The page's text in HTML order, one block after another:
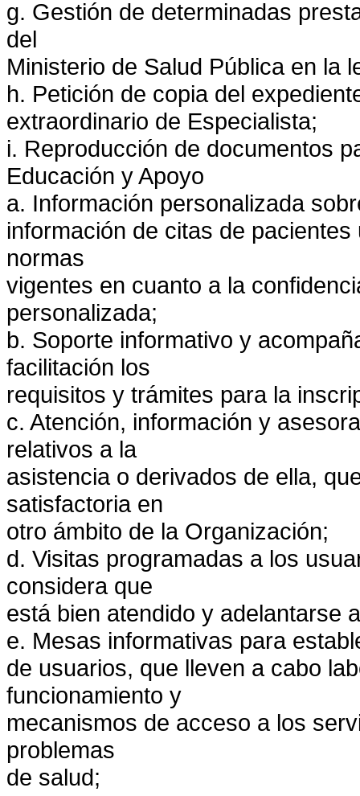
g. Gestión de determinadas
del
Ministerio de Salud Pública en la
h. Petición de copia del
extraordinario de Especialista;
i. Reproducción de documentos
Educación y Apoyo
a. Información personalizada
información de citas de
normas
vigentes en cuanto a la
personalizada;
b. Soporte informativo y
facilitación los
requisitos y trámites para la
c. Atención, información y
relativos a la
asistencia o derivados de ella,
satisfactoria en
otro ámbito de la Organización;
d. Visitas programadas a los
considera que
está bien atendido y adelantarse
e. Mesas informativas para
de usuarios, que lleven a cabo
funcionamiento y
mecanismos de acceso a los
problemas
de salud;